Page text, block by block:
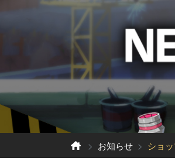
お知らせ ショ